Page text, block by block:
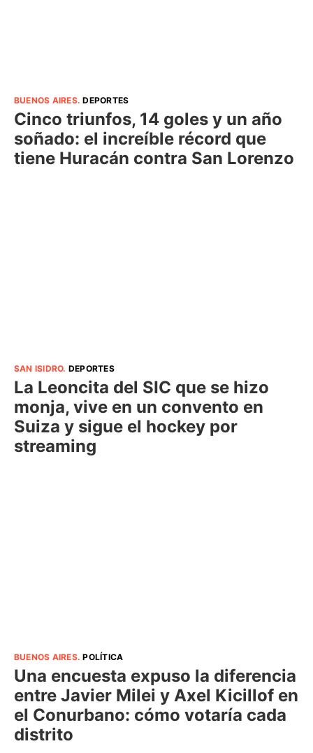
BUENOS AIRES.DEPORTES
Cinco triunfos, 14 goles y un año
soñado: el increíble récord que
tiene Huracán contra San Lorenzo
SAN ISIDRO. DEPORTES
La Leoncita del SIC que se hizo
monja, vive en un convento en
Suiza y sigue el hockey por
streaming
BUENOS AIRES.POLÍTICA
Una encuesta expuso la diferencia
entre Javier Milei y Axel Kicillof en
el Conurbano: cómo votaría cada
distrito